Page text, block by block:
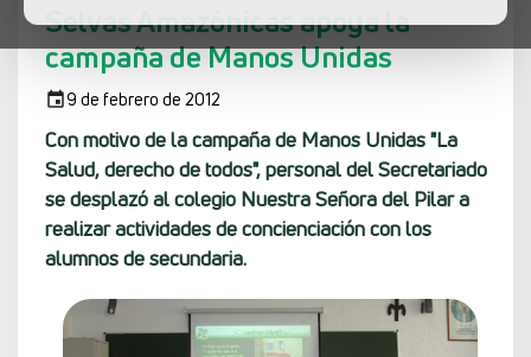
Selvas Amazónicas apoya la
campaña de Manos Unidas
9 de febrero de 2012
Con motivo de la campaña de Manos Unidas "La
Salud, derecho de todos", personal del Secretariado
se desplazó al colegio Nuestra Señora del Pilar a
realizar actividades de concienciación con los
alumnos de secundaria.